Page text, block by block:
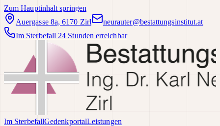
Zum Hauptinhalt springen
Auergasse 8a, 6170 Zirl
neurauter@bestattungsinstitut.at
Im Sterbefall 24 Stunden erreichbar
Im SterbefallGedenkportalLeistungen